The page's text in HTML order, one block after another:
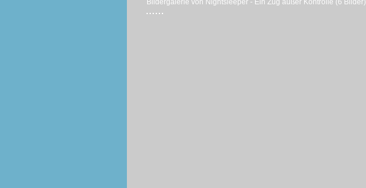
Bildergalerie von Nightsleeper - Ein Zug außer Kontrolle (6 Bilder)